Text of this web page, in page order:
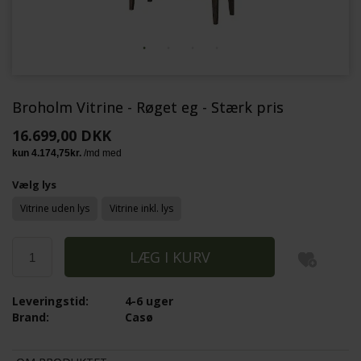
Broholm Vitrine - Røget eg - Stærk pris
16.699,00 DKK
Vælg lys
Vitrine uden lys Vitrine inkl. lys
4-6 uger
Leveringstid:
Casø
Brand: